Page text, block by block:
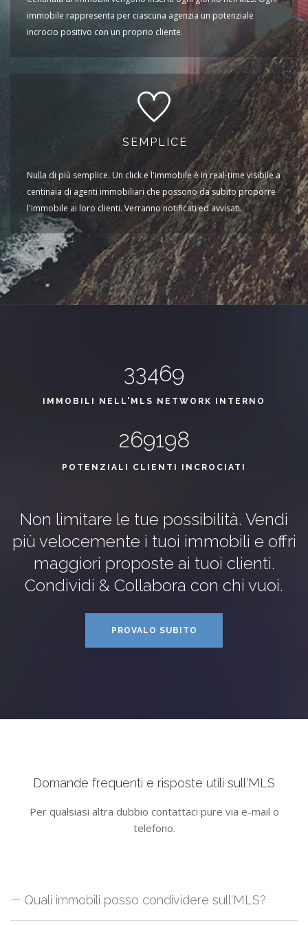
immobile rappresenta per ciascuna agenzia un potenziale
incrocio positivo con un proprio cliente.
SEMPLICE
Nulla di più semplice. Un click e l'immobile è in real-time visibile a
centinaia di agenti immobiliari che possono da subito proporre
l'immobile ai loro clienti. Verranno notificati ed avvisati.
33469
IMMOBILI NELL'MLS NETWORK INTERNO
269198
POTENZIALI CLIENTI INCROCIATI
Non limitare le tue possibilità. Vendi
più velocemente i tuoi immobili e offri
maggiori proposte ai tuoi clienti.
Condividi & Collabora con chi vuoi.
PROVALO SUBITO
Domande frequenti e risposte utili sull'MLS
Per qualsiasi altra dubbio contattaci pure via e-mail o
telefono.
Quali immobili posso condividere sull'MLS?